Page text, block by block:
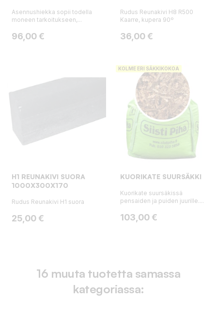
Asennushiekka sopii todella
moneen tarkoitukseen,...
Hinta
96,00 €
Rudus Reunakivi H8 R500
Kaarre, kupera 90º
Hinta
36,00 €
H1 REUNAKIVI SUORA
1000X300X170
Rudus Reunakivi H1 suora
Hinta
25,00 €
KOLME ERI SÄKKIKOKOA
KUORIKATE SUURSÄKKI
Kuorikate suursäkissä
pensaiden ja puiden juurille....
Hinta
103,00 €
16 muuta tuotetta samassa
kategoriassa: